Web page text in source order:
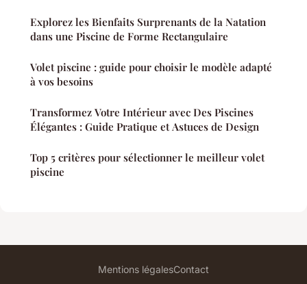
Explorez les Bienfaits Surprenants de la Natation
dans une Piscine de Forme Rectangulaire
Volet piscine : guide pour choisir le modèle adapté
à vos besoins
Transformez Votre Intérieur avec Des Piscines
Élégantes : Guide Pratique et Astuces de Design
Top 5 critères pour sélectionner le meilleur volet
piscine
Mentions légalesContact